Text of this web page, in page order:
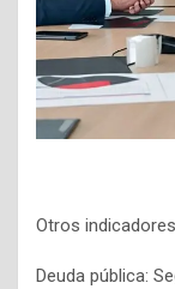
Otros
Deuda pública: